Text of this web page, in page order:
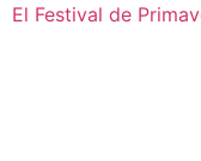
El Festival de